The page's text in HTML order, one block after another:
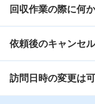
回収作業の際に何
依頼後のキャンセ
訪問日時の変更は